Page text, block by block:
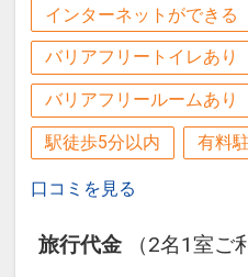
インターネットができる
バリアフリートイレあり
バリアフリールームあり
駅徒歩5分以内 有料
口コミを見る
旅行代金
（2名1室